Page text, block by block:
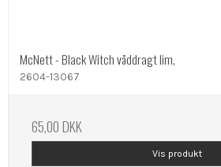
McNett - Black Witch våddragt lim,
2604-13067
65,00 DKK
Vis produkt